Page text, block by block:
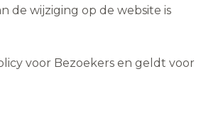
de wijziging op de website is
voor Bezoekers en geldt voor